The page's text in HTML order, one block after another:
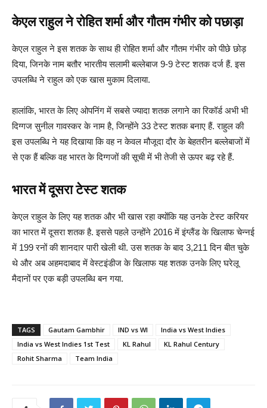
केएल राहुल ने रोहित शर्मा और गौतम गंभीर को पछाड़ा
केएल राहुल ने इस शतक के साथ ही रोहित शर्मा और गौतम गंभीर को पीछे छोड़
दिया, जिनके नाम बतौर भारतीय सलामी बल्लेबाज 9-9 टेस्ट शतक दर्ज हैं. इस
उपलब्धि ने राहुल को एक खास मुकाम दिलाया.
हालांकि, भारत के लिए ओपनिंग में सबसे ज्यादा शतक लगाने का रिकॉर्ड अभी भी
दिग्गज सुनील गावस्कर के नाम है, जिन्होंने 33 टेस्ट शतक बनाए हैं. राहुल की
इस उपलब्धि ने यह दिखाया कि वह न केवल मौजूदा दौर के बेहतरीन बल्लेबाजों में
से एक हैं बल्कि वह भारत के दिग्गजों की सूची में भी तेजी से ऊपर बढ़ रहे हैं.
भारत में दूसरा टेस्ट शतक
केएल राहुल के लिए यह शतक और भी खास रहा क्योंकि यह उनके टेस्ट करियर
का भारत में दूसरा शतक है. इससे पहले उन्होंने 2016 में इंग्लैंड के खिलाफ चेन्नई
में 199 रनों की शानदार पारी खेली थी. उस शतक के बाद 3,211 दिन बीत चुके
थे और अब अहमदाबाद में वेस्टइंडीज के खिलाफ यह शतक उनके लिए घरेलू
मैदानों पर एक बड़ी उपलब्धि बन गया.
TAGS Gautam Gambhir IND vs WI
India vs West Indies
India vs West Indies 1st Test
KL Rahul
KL Rahul Century
Rohit Sharma
Team India